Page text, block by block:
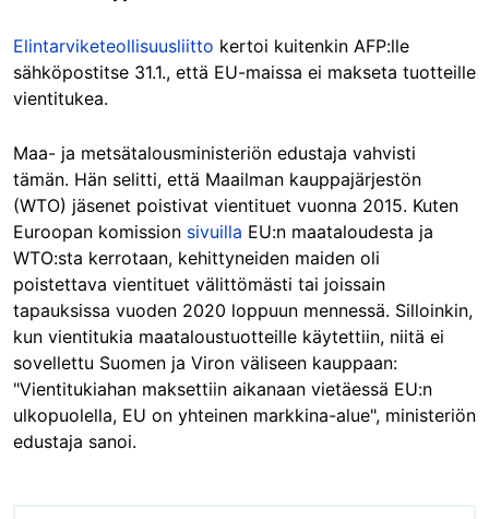
Elintarviketeollisuusliitto kertoi kuitenkin AFP:lle
sähköpostitse 31.1., että EU-maissa ei makseta tuotteille
vientitukea.
Maa- ja metsätalousministeriön edustaja vahvisti
tämän. Hän selitti, että Maailman kauppajärjestön
(WTO) jäsenet poistivat vientituet vuonna 2015. Kuten
Euroopan komission sivuilla EU:n maataloudesta ja
WTO:sta kerrotaan, kehittyneiden maiden oli
poistettava vientituet välittömästi tai joissain
tapauksissa vuoden 2020 loppuun mennessä. Silloinkin,
kun vientitukia maataloustuotteille käytettiin, niitä ei
sovellettu Suomen ja Viron väliseen kauppaan:
"Vientitukiahan maksettiin aikanaan vietäessä EU:n
ulkopuolella, EU on yhteinen markkina-alue", ministeriön
edustaja sanoi.